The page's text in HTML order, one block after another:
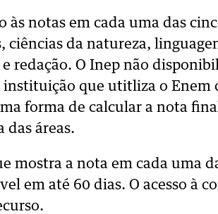
às notas em cada uma das
ciências da natureza,
redação. O Inep não
instituição que utitliza o Enem
forma de calcular a nota
das áreas.
mostra a nota em cada uma
em até 60 dias. O acesso à